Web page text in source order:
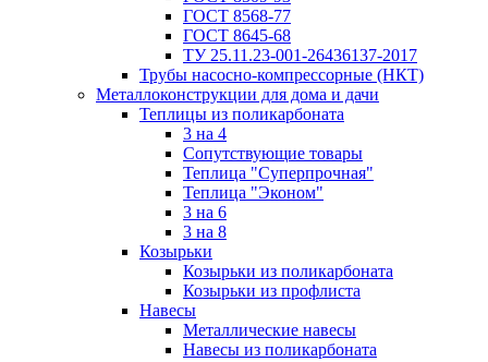
ГОСТ 8568-77
ГОСТ 8645-68
ТУ 25.11.23-001-26436137-2017
Трубы насосно-компрессорные (НКТ)
Металлоконструкции для дома и дачи
Теплицы из поликарбоната
3 на 4
Сопутствующие товары
Теплица "Суперпрочная"
Теплица "Эконом"
3 на 6
3 на 8
Козырьки
Козырьки из поликарбоната
Козырьки из профлиста
Навесы
Металлические навесы
Навесы из поликарбоната